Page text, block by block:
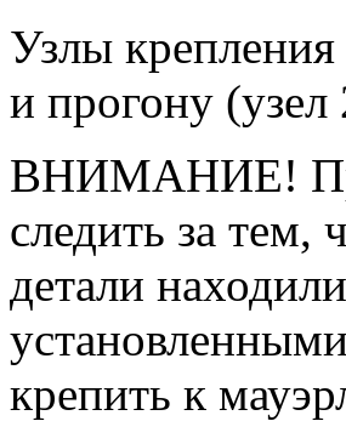
Узлы
и прогону
ВНИМАНИЕ! При
следить за тем,
детали
крепить к